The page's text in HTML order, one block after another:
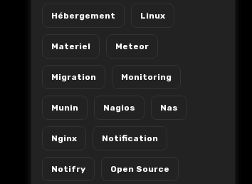
Hébergement Linux
Materiel Meteor
Migration Monitoring
Munin Nagios Nas
Nginx Notification
Notifry Open Source